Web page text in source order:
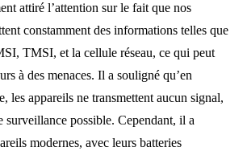
attiré l’attention sur le fait que nos
constamment des informations telles que
TMSI, et la cellule réseau, ce qui peut
à des menaces. Il a souligné qu’en
les appareils ne transmettent aucun signal,
surveillance possible. Cependant, il a
modernes, avec leurs batteries